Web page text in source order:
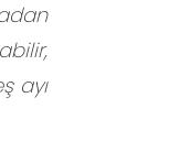
ayı